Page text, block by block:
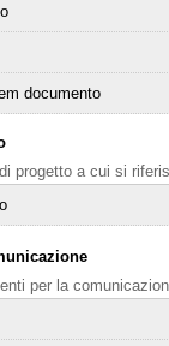
documento
progetto a cui si
per la